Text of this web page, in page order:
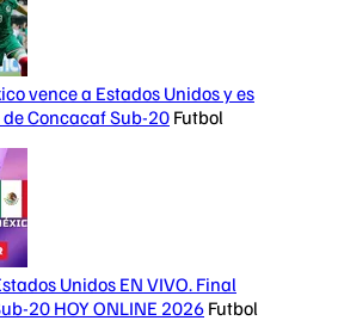
vence a Estados Unidos y es
Concacaf Sub-20Futbol
Unidos EN VIVO. Final
20 HOY ONLINE 2026 Futbol